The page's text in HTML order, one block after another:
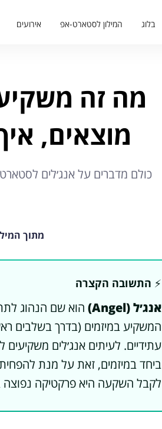
בלוג המילון לסטארט-אפ אירועים
מוצאים,
כולם מדברים על אנג׳לים
מתוך
⚡️ התשובה הקצרה
אנג׳ל (Angel) הוא שם הנהוג
המשקיע במיזמים (בדרך בשלבים
עתידיים. לעיתים אנג׳לים
ביחד במיזמים, זאת על מנת
לקבל השקעה היא פרקטיקה